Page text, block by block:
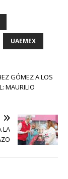
UAEMEX
GÓMEZ A LOS
MAURILIO
LA